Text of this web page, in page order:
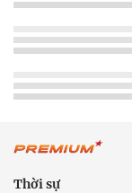
Thời sự